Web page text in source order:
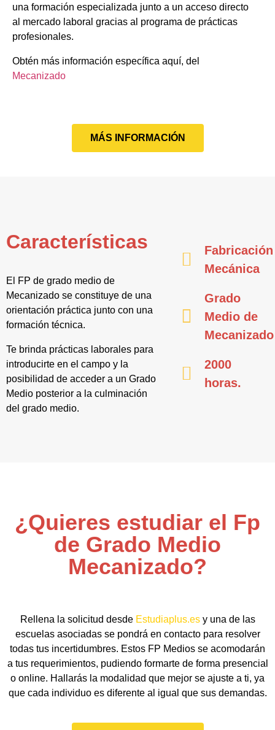
una formación especializada junto a un acceso directo
al mercado laboral gracias al programa de prácticas
profesionales.
Obtén más información específica aquí, del
Mecanizado
MÁS INFORMACIÓN
Características
El FP de grado medio de
Mecanizado se constituye de una
orientación práctica junto con una
formación técnica.
Te brinda prácticas laborales para
introducirte en el campo y la
posibilidad de acceder a un Grado
Medio posterior a la culminación
del grado medio.
Fabricación
Mecánica
Grado
Medio de
Mecanizado
2000
horas.
¿Quieres estudiar el Fp
de Grado Medio
Mecanizado?
Rellena la solicitud desde Estudiaplus.esy una de las
escuelas asociadas se pondrá en contacto para resolver
todas tus incertidumbres. Estos FP Medios se acomodarán
a tus requerimientos, pudiendo formarte de forma presencial
o online. Hallarás la modalidad que mejor se ajuste a ti, ya
que cada individuo es diferente al igual que sus demandas.